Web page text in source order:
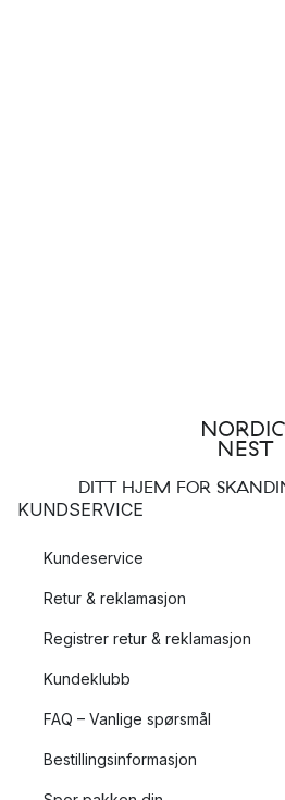
DITT HJEM FOR
KUNDSERVICE
Kundeservice
Retur & reklamasjon
Registrer retur & reklamasjon
Kundeklubb
FAQ – Vanlige spørsmål
Bestillingsinformasjon